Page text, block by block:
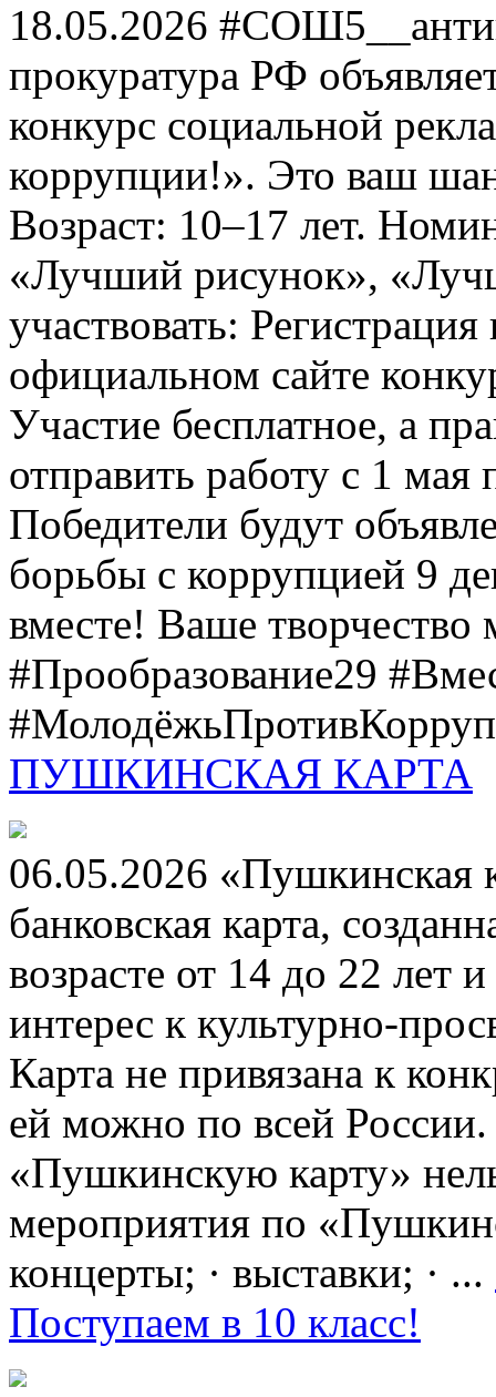
18.05.2026
прокуратура РФ
конкурс социальной
коррупции!». Это ваш
Возраст: 10–17 лет.
«Лучший рисунок»,
участвовать:
официальном сайте
Участие бесплатное, а
отправить работу с 1 мая
Победители будут
борьбы с коррупцией 9
вместе! Ваше творчество
#Прообразование29
ПУШКИНСКАЯ КАРТА
06.05.2026 «Пушкинская
банковская карта,
возрасте от 14 до 22 лет
интерес к культурно-
Карта не привязана к
ей можно по всей
«Пушкинскую карту»
мероприятия по
концерты; · выставки; · ...
Поступаем в 10 класс!